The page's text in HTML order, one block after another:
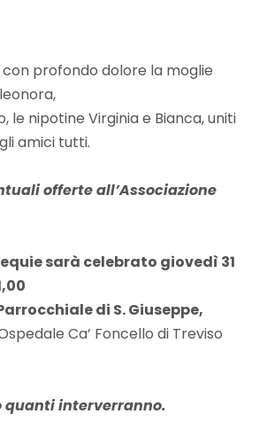
con profondo dolore la moglie
le nipotine Virginia e Bianca, uniti
amici tutti.
offerte all’Associazione
sarà celebrato giovedì 31
di S. Giuseppe,
Ca’ Foncello di Treviso
quanti interverranno.